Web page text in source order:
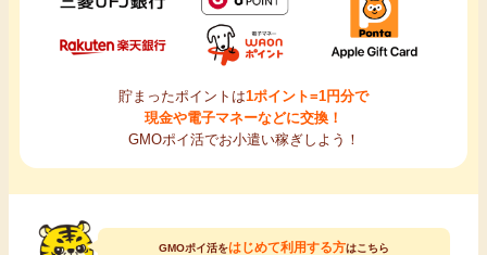
貯まったポイントは1ポイント=1円分で
現金や電子マネーなどに交換！
GMOポイ活でお小遣い稼ぎしよう！
GMOポイ活をはじめて利用する方はこちら